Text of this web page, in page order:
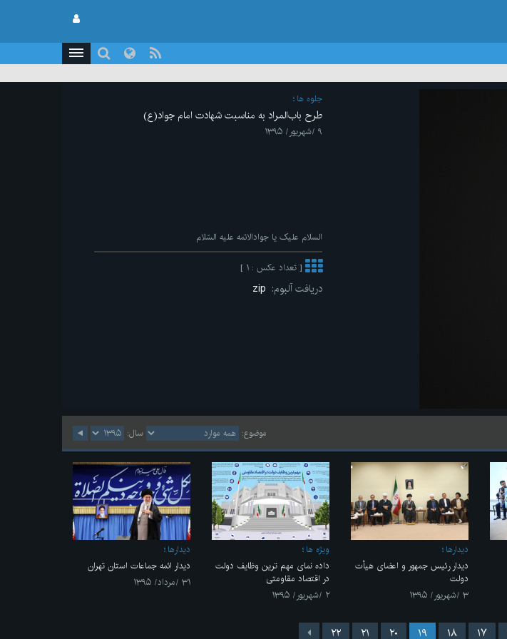
جلوه ها
طرح باب‌المراد به مناسبت شهادت امام جواد(ع)
۹ /شهریور/ ۱۳۹۵
السلام علیک یا جوادالائمه علیه السّلام
[ تعداد عکس : ۱ ]
دریافت آلبوم:
موضوع: سال:
ديدارها
دیدار رئیس جمهور و اعضای هیأت
دولت
۳ /شهریور/ ۱۳۹۵
ویژه ها
داده نمای مهم ترین وظایف دولت
در اقتصاد مقاومتی
۲ /شهریور/ ۱۳۹۵
ديدارها
دیدار ائمه جماعات استان تهران
۳۱ /مرداد/ ۱۳۹۵
۱۷ ۱۸ ۱۹ ۲۰ ۲۱ ۲۲